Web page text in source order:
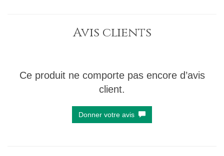
Avis clients
Ce produit ne comporte pas encore d’avis
client.
Donner votre avis